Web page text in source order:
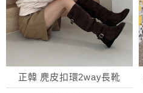
正韓 麂皮扣環2way長靴